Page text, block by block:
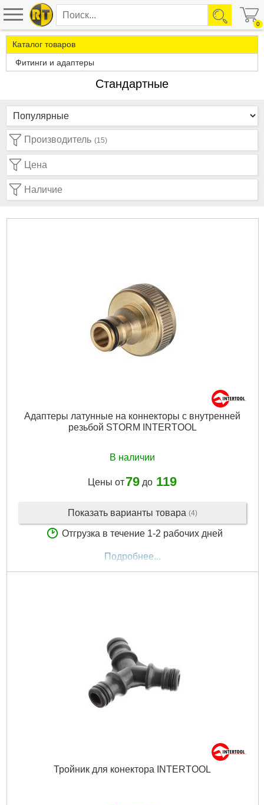
0
Каталог товаров
Фитинги и адаптеры
Стандартные
Производитель (15)
Цена
Наличие
Адаптеры латунные на коннекторы с внутренней
резьбой STORM INTERTOOL
В наличии
Цены от79 до 119
Показать варианты товара (4)
Отгрузка в течение 1-2 рабочих дней
Подробнее...
Тройник для конектора INTERTOOL